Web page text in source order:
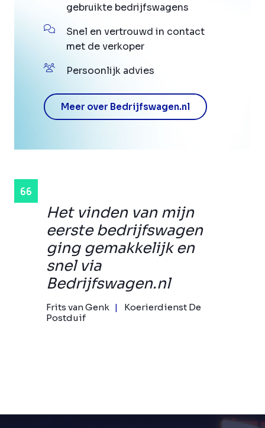
Het vinden van mijn
eerste bedrijfswagen
ging gemakkelijk en
snel via
Bedrijfswagen.nl
Frits van Genk
Koerierdienst De
Postduif
gebruikte bedrijfswagens
Snel en vertrouwd in contact
met de verkoper
Persoonlijk advies
Meer over Bedrijfswagen.nl